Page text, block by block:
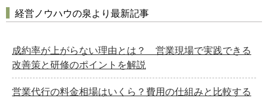
経営ノウハウの泉より最新記事
成約率が上がらない理由とは？ 営業現場で実践できる
改善策と研修のポイントを解説
営業代行の料金相場はいくら？費用の仕組みと比較する